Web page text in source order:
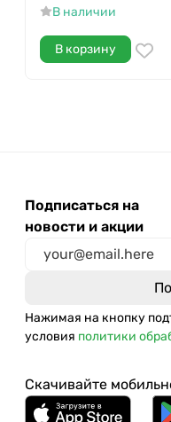
В наличии
В корзину
Подписаться на
новости и акции
Нажимая на кнопку
условия политики
Скачивайте